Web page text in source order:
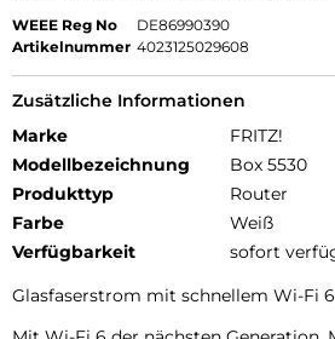
WEEE Reg No
DE86990390
Artikelnummer 4023125029608
Zusätzliche Informationen
Marke
FRITZ!
Modellbezeichnung
Box 5530
Produkttyp
Router
Farbe
Weiß
Verfügbarkeit
sofort
Glasfaserstrom mit schnellem Wi-Fi